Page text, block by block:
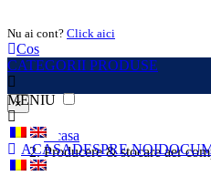
Nu ai cont? Click aici
Cos
CATEGORII PRODUSE
MENIU
ACASADESPRE NOI
×
Acasa
Producere & stocare aer